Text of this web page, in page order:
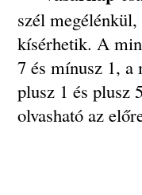
szél
kísérhetik. A
7 és mínusz 1,
plusz 1 és plusz
olvasható az